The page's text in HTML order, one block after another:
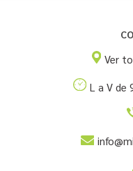
Ver
L a V de